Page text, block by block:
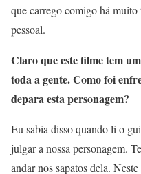
que carrego comigo há
pessoal.
Claro que este filme tem
toda a gente. Como foi
depara esta personagem?
Eu sabia disso quando li o
julgar a nossa personagem.
andar nos sapatos dela.